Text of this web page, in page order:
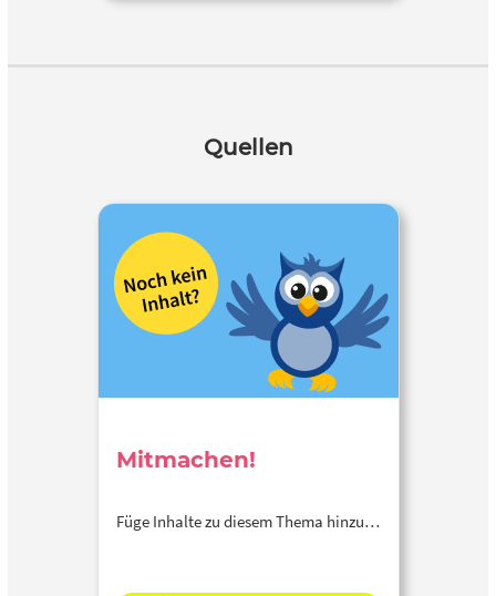
Quellen
Mitmachen!
Füge Inhalte zu diesem Thema hinzu…